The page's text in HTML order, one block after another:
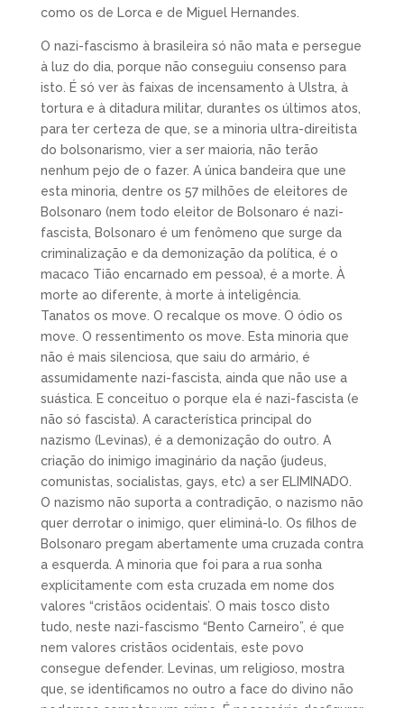
como os de Lorca e de Miguel Hernandes.
O nazi-fascismo à brasileira só não mata e persegue
à luz do dia, porque não conseguiu consenso para
isto. É só ver às faixas de incensamento à Ulstra, à
tortura e à ditadura militar, durantes os últimos atos,
para ter certeza de que, se a minoria ultra-direitista
do bolsonarismo, vier a ser maioria, não terão
nenhum pejo de o fazer. A única bandeira que une
esta minoria, dentre os 57 milhões de eleitores de
Bolsonaro (nem todo eleitor de Bolsonaro é nazi-
fascista, Bolsonaro é um fenômeno que surge da
criminalização e da demonização da política, é o
macaco Tião encarnado em pessoa), é a morte. À
morte ao diferente, à morte à inteligência.
Tanatos os move. O recalque os move. O ódio os
move. O ressentimento os move. Esta minoria que
não é mais silenciosa, que saiu do armário, é
assumidamente nazi-fascista, ainda que não use a
suástica. E conceituo o porque ela é nazi-fascista (e
não só fascista). A característica principal do
nazismo (Levinas), é a demonização do outro. A
criação do inimigo imaginário da nação (judeus,
comunistas, socialistas, gays, etc) a ser ELIMINADO.
O nazismo não suporta a contradição, o nazismo não
quer derrotar o inimigo, quer eliminá-lo. Os filhos de
Bolsonaro pregam abertamente uma cruzada contra
a esquerda. A minoria que foi para a rua sonha
explicitamente com esta cruzada em nome dos
valores “cristãos ocidentais’. O mais tosco disto
tudo, neste nazi-fascismo “Bento Carneiro”, é que
nem valores cristãos ocidentais, este povo
consegue defender. Levinas, um religioso, mostra
que, se identificamos no outro a face do divino não